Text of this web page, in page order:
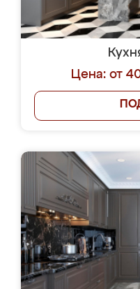
Цена: от